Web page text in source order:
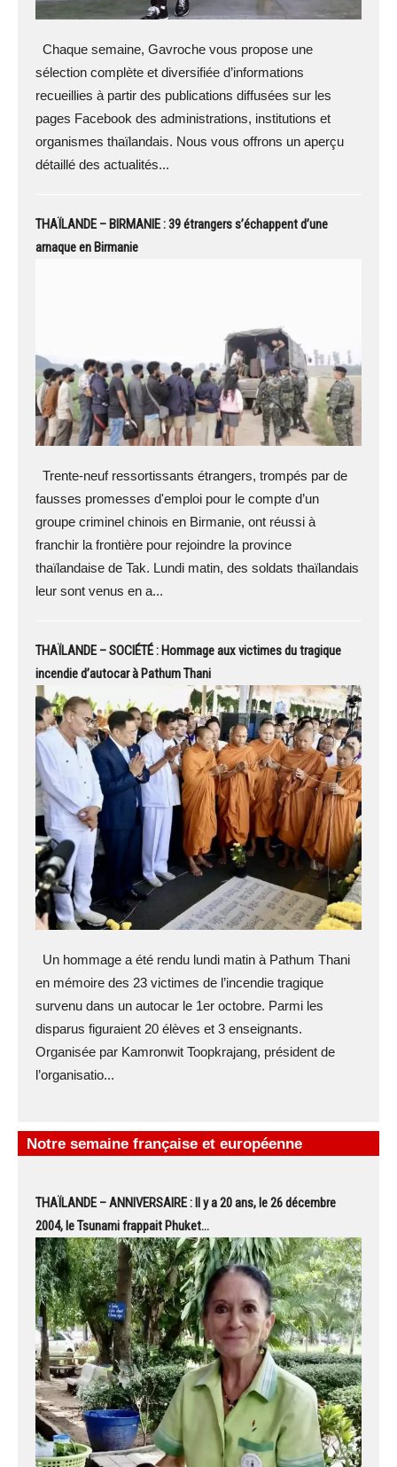
Chaque semaine, Gavroche vous propose une
sélection complète et diversifiée d’informations
recueillies à partir des publications diffusées sur les
pages Facebook des administrations, institutions et
organismes thaïlandais. Nous vous offrons un aperçu
détaillé des actualités...
THAÏLANDE – BIRMANIE : 39 étrangers s’échappent d’une
arnaque en Birmanie
Trente-neuf ressortissants étrangers, trompés par de
fausses promesses d'emploi pour le compte d’un
groupe criminel chinois en Birmanie, ont réussi à
franchir la frontière pour rejoindre la province
thaïlandaise de Tak. Lundi matin, des soldats thaïlandais
leur sont venus en a...
THAÏLANDE – SOCIÉTÉ : Hommage aux victimes du tragique
incendie d’autocar à Pathum Thani
Un hommage a été rendu lundi matin à Pathum Thani
en mémoire des 23 victimes de l’incendie tragique
survenu dans un autocar le 1er octobre. Parmi les
disparus figuraient 20 élèves et 3 enseignants.
Organisée par Kamronwit Toopkrajang, président de
l’organisatio...
Notre semaine française et européenne
THAÏLANDE – ANNIVERSAIRE : Il y a 20 ans, le 26 décembre
2004, le Tsunami frappait Phuket…